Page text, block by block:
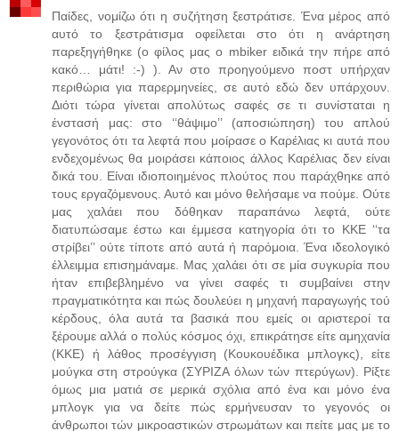
Παίδες, νομίζω ότι η συζήτηση ξεστράτισε. Ένα μέρος από
αυτό το ξεστράτισμα οφείλεται στο ότι η ανάρτηση
παρεξηγήθηκε (ο φίλος μας ο mbiker ειδικά την πήρε από
κακό… μάτι! :-) ). Αν στο προηγούμενο ποστ υπήρχαν
περιθώρια για παρερμηνείες, σε αυτό εδώ δεν υπάρχουν.
Διότι τώρα γίνεται απολύτως σαφές σε τι συνίσταται η
ένστασή μας: στο ‘‘θάψιμο’’ (αποσιώπηση) του απλού
γεγονότος ότι τα λεφτά που μοίρασε ο Καρέλιας κι αυτά που
ενδεχομένως θα μοιράσει κάποιος άλλος Καρέλιας δεν είναι
δικά του. Είναι ιδιοποιημένος πλούτος που παράχθηκε από
τους εργαζόμενους. Αυτό και μόνο θελήσαμε να πούμε. Ούτε
μας χαλάει που δόθηκαν παραπάνω λεφτά, ούτε
διατυπώσαμε έστω και έμμεσα κατηγορία ότι το ΚΚΕ ‘‘τα
στρίβει’’ ούτε τίποτε από αυτά ή παρόμοια. Ένα ιδεολογικό
έλλειμμα επισημάναμε. Μας χαλάει ότι σε μία συγκυρία που
ήταν επιβεβλημένο να γίνει σαφές τι συμβαίνει στην
πραγματικότητα και πώς δουλεύει η μηχανή παραγωγής τού
κέρδους, όλα αυτά τα βασικά που εμείς οι αριστεροί τα
ξέρουμε αλλά ο πολύς κόσμος όχι, επικράτησε είτε αμηχανία
(ΚΚΕ) ή λάθος προσέγγιση (Κουκουέδικα μπλογκς), είτε
μούγκα στη στρούγκα (ΣΥΡΙΖΑ όλων τών πτερύγων). Ρίξτε
όμως μια ματιά σε μερικά σχόλια από ένα και μόνο ένα
μπλογκ για να δείτε πώς ερμήνευσαν το γεγονός οι
άνθρωποι τών μικροαστικών στρωμάτων και πείτε μας με το